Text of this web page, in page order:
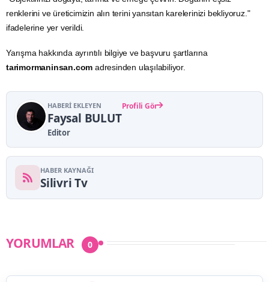
renklerini ve üreticimizin alın terini yansıtan karelerinizi bekliyoruz."
ifadelerine yer verildi.
Yarışma hakkında ayrıntılı bilgiye ve başvuru şartlarına
tarimormaninsan.com adresinden ulaşılabiliyor.
HABERI EKLEYEN
Faysal BULUT
Editor
Profili Gör
HABER KAYNAĞI
Silivri Tv
YORUMLAR 0